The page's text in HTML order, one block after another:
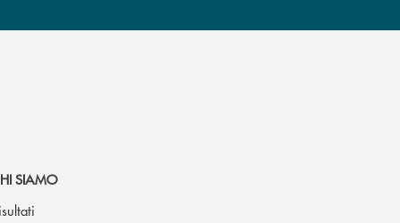
SIAMO